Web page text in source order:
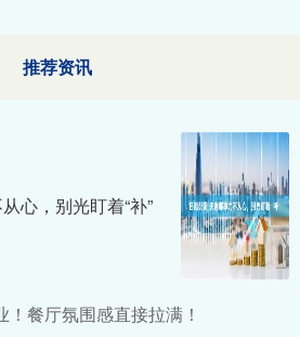
推荐资讯
心，别光盯着“补”
餐厅氛围感直接拉满！